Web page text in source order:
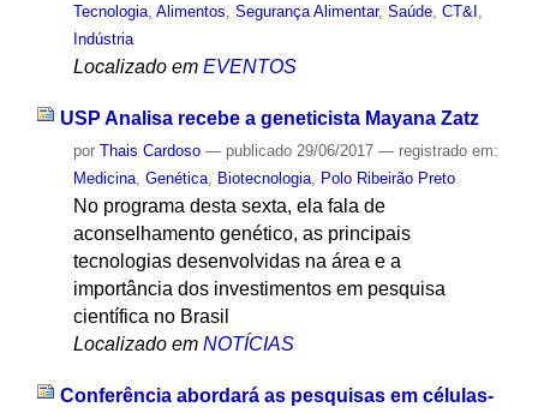
Tecnologia, Alimentos, Segurança Alimentar, Saúde, CT&I ,
Indústria
Localizado em EVENTOS
USP Analisa recebe a geneticista Mayana Zatz
por Thais Cardoso — publicado29/06/2017 — registrado em:
Medicina, Genética, Biotecnologia, Polo Ribeirão Preto
No programa desta sexta, ela fala de
aconselhamento genético, as principais
tecnologias desenvolvidas na área e a
importância dos investimentos em pesquisa
científica no Brasil
Localizado em NOTÍCIAS
Conferência abordará as pesquisas em células-